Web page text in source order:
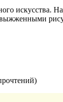
искусства.
выжженными
)